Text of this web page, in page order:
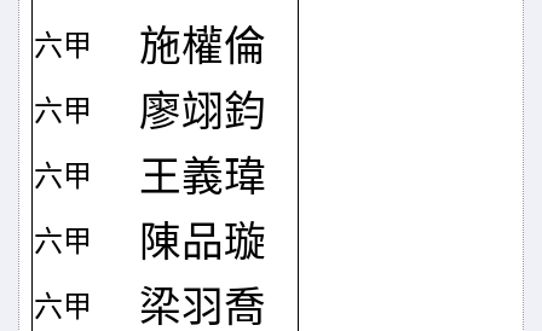
六甲 施權倫
六甲 廖翊鈞
六甲 王義瑋
六甲 陳品璇
六甲 梁羽喬